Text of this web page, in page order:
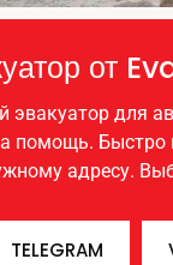
от
эвакуатор для
помощь.
адресу.
TELEGRAM